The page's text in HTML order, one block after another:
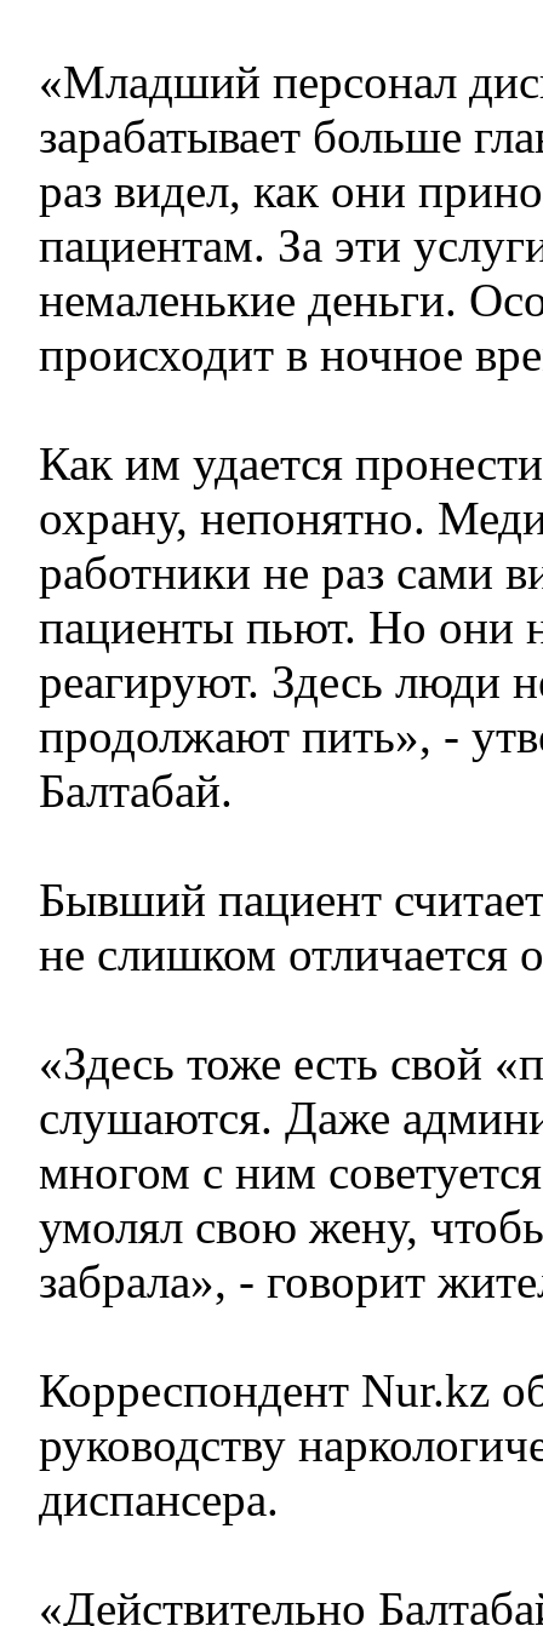
«Младший персонал
зарабатывает больше
раз видел, как они
пациентам. За эти
немаленькие деньги.
происходит в ночное
Как им удается
охрану, непонятно.
работники не раз сами
пациенты пьют. Но они
реагируют. Здесь люди
продолжают пить», -
Балтабай.
Бывший пациент
не слишком отличается
«Здесь тоже есть свой
слушаются. Даже
многом с ним
умолял свою жену,
забрала», - говорит
Корреспондент Nur.kz
руководству
диспансера.
«Действительно